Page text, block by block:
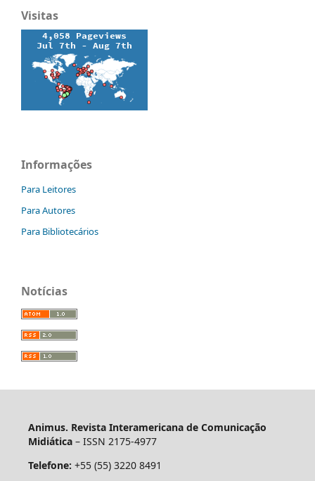
Visitas
Informações
Para Leitores
Para Autores
Para Bibliotecários
Notícias
Animus. Revista Interamericana de Comunicação
Midiática– ISSN 2175-4977
Telefone: +55 (55) 3220 8491